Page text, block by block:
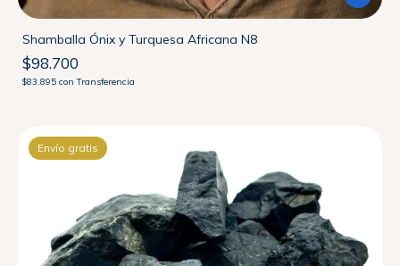
Shamballa Ónix y Turquesa Africana N8
$98.700
$83.895 con Transferencia
Envío gratis